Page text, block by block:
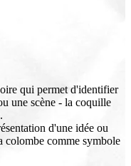
qui permet d'identifier
une scène - la coquille
d'une idée ou
colombe comme symbole